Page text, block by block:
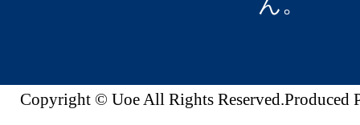
Copyright © Uoe All Rights Reserved.Produced